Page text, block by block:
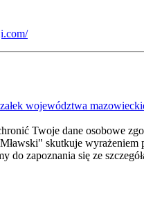
województwa
Twoje dane osobowe
skutkuje
do zapoznania się ze